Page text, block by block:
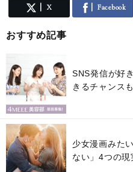
X Facebook
おすすめ記事
SNS発信が好
きるチャンス
少女漫画みた
ない」4つの現